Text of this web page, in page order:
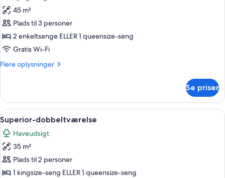
af
Junior-
suite
(Superior)
45 m²
Plads til 3 personer
2 enkeltsenge ELLER 1 queensize-seng
Gratis Wi-Fi
Flere oplysninger
Flere
suite
(Superior)
Se priser
Indlæs
alle
billeder
af
Superior-
dobbeltværelse
Superior-dobbeltværelse |
18
Superior-dobbeltværelse
Haveudsigt
35 m²
Plads til 2 personer
1 kingsize-seng ELLER 1 queensize-seng